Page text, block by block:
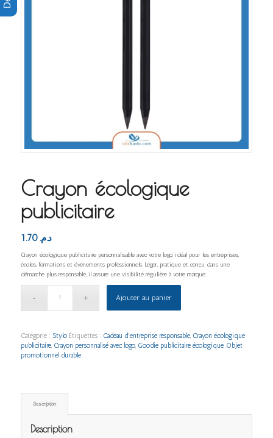
Crayon écologique
publicitaire
د.م. 1.70
Crayon écologique publicitaire personnalisable avec votre logo, idéal pour les entreprises,
écoles, formations et événements professionnels. Léger, pratique et conçu dans une
démarche plus responsable, il assure une visibilité régulière à votre marque.
Ajouter au panier
Catégorie : Stylo Étiquettes : Cadeau d’entreprise responsable, Crayon écologique
publicitaire, Crayon personnalisé avec logo, Goodie publicitaire écologique, Objet
promotionnel durable
Description
Description